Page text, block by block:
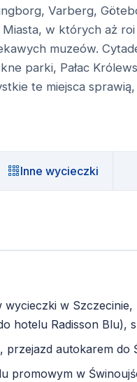
Varberg,
w których aż
muzeów.
parki, Pałac
te miejsca
Inne wycieczki
w Szczecinie,
hotelu Radisson Blu),
przejazd autokarem do
promowym w